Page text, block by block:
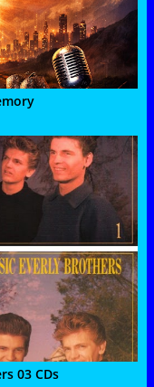
03 CDs